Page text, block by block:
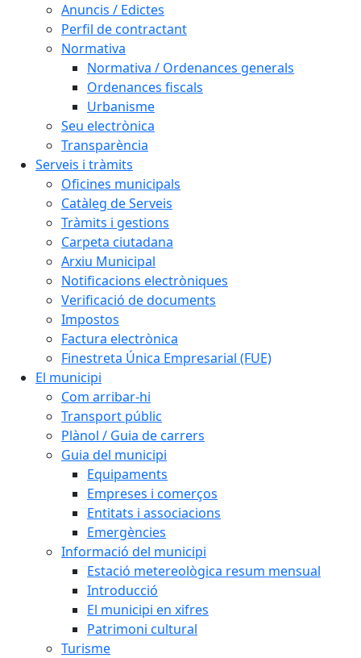
Anuncis / Edictes
Perfil de contractant
Normativa
Normativa / Ordenances generals
Ordenances fiscals
Urbanisme
Seu electrònica
Transparència
Serveis i tràmits
Oficines municipals
Catàleg de Serveis
Tràmits i gestions
Carpeta ciutadana
Arxiu Municipal
Notificacions electròniques
Verificació de documents
Impostos
Factura electrònica
Finestreta Única Empresarial (FUE)
El municipi
Com arribar-hi
Transport públic
Plànol / Guia de carrers
Guia del municipi
Equipaments
Empreses i comerços
Entitats i associacions
Emergències
Informació del municipi
Estació metereològica resum mensual
Introducció
El municipi en xifres
Patrimoni cultural
Turisme